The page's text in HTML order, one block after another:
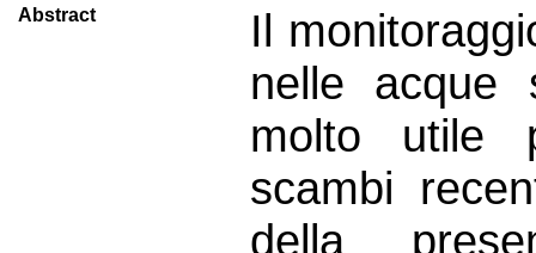
Abstract
Il
nelle acque
molto utile
scambi
della